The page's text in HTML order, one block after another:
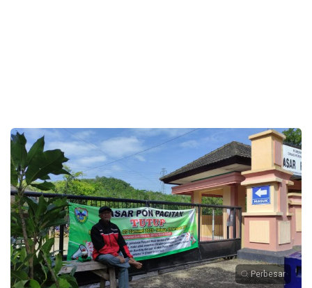
Perbesar